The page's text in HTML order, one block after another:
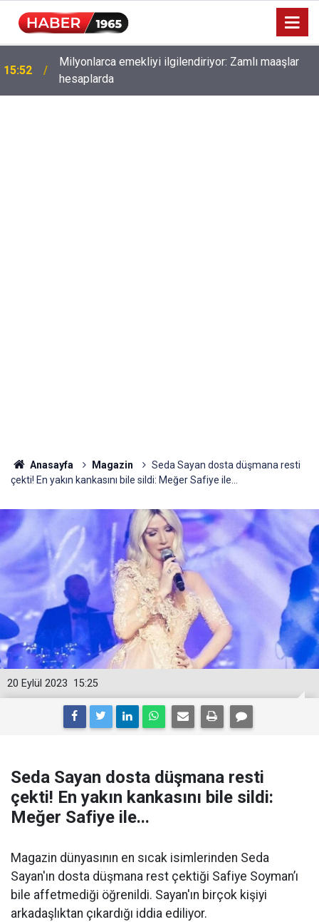
15:52
Milyonlarca emekliyi ilgilendiriyor: Zamlı maaşlar
hesaplarda
Anasayfa Magazin
Seda Sayan dosta düşmana resti
çekti! En yakın kankasını bile sildi: Meğer Safiye ile...
15:25
20 Eylül 2023
Seda Sayan dosta düşmana resti
çekti! En yakın kankasını bile sildi:
Meğer Safiye ile...
Magazin dünyasının en sıcak isimlerinden Seda
Sayan'ın dosta düşmana rest çektiği Safiye Soyman’ı
bile affetmediği öğrenildi. Sayan'ın birçok kişiyi
arkadaşlıktan çıkardığı iddia ediliyor.